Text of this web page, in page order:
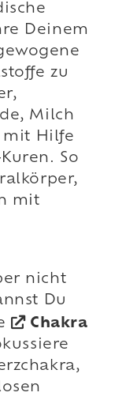
Deinem
zu
Milch
mit Hilfe
So
mit
nicht
Du
Chakra